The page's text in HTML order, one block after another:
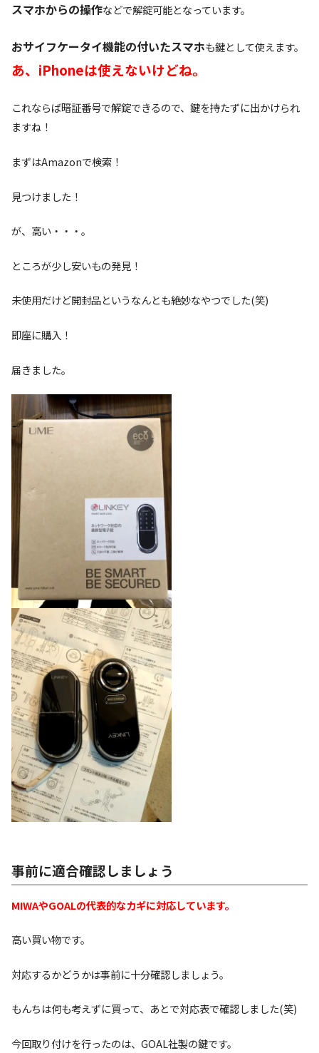
スマホからの操作などで解錠可能となっています。
おサイフケータイ機能の付いたスマホも鍵として使えます。
あ、iPhoneは使えないけどね。
これならば暗証番号で解錠できるので、鍵を持たずに出かけられ
ますね！
まずはAmazonで検索！
見つけました！
が、高い・・・。
ところが少し安いもの発見！
未使用だけど開封品というなんとも絶妙なやつでした(笑)
即座に購入！
届きました。
事前に適合確認しましょう
MIWAやGOALの代表的なカギに対応しています。
高い買い物です。
対応するかどうかは事前に十分確認しましょう。
もんちは何も考えずに買って、あとで対応表で確認しました(笑)
今回取り付けを行ったのは、GOAL社製の鍵です。